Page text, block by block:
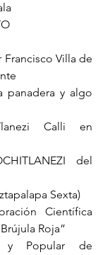
Villa de
panadera y algo
Calli en
del
Sexta)
Científica
Roja”
y Popular de